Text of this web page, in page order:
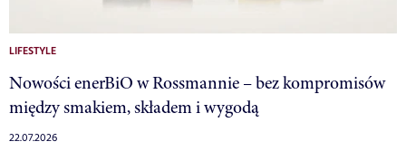
LIFESTYLE
Nowości enerBiO w Rossmannie – bez kompromisów
między smakiem, składem i wygodą
22.07.2026